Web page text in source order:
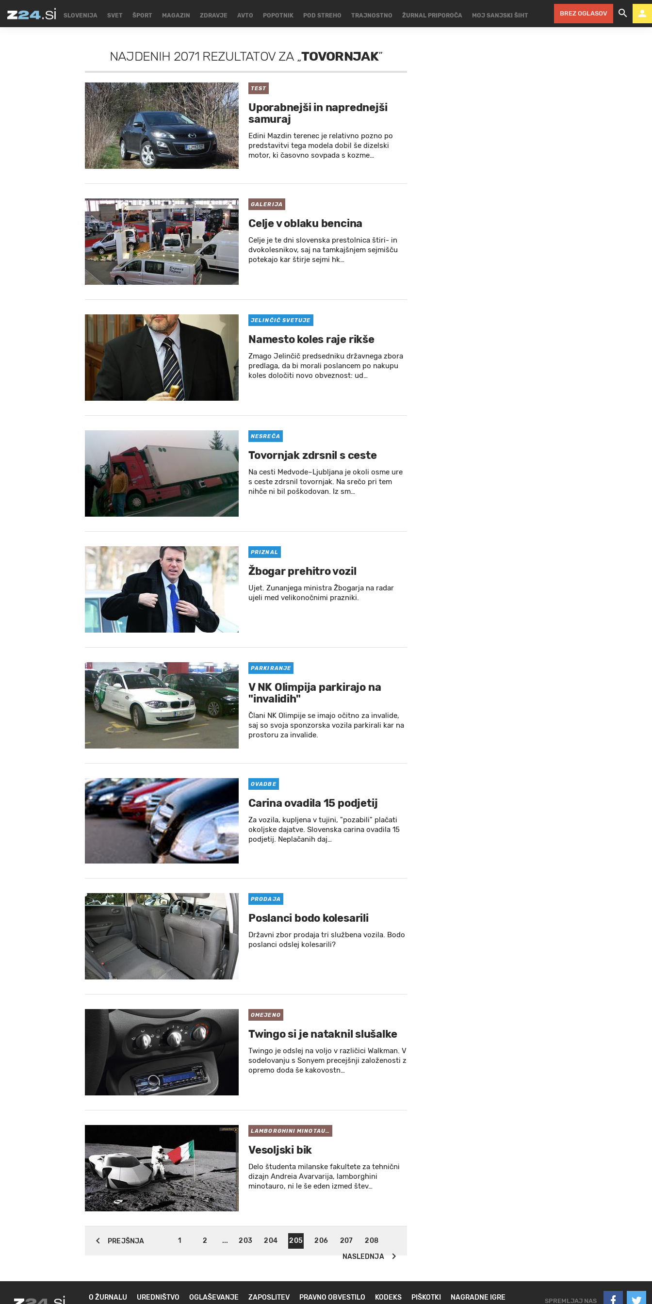
SLOVENIJA SVET ŠPORT MAGAZIN ZDRAVJE AVTO POPOTNIK POD STREHO TRAJNOSTNO ŽURNAL PRIPOROČA MOJ SANJSKI ŠIHT BREZ OGLASOV
NAJDENIH 2071 REZULTATOVZA„TOVORNJAK”
TEST
Uporabnejši in naprednejši
samuraj
Edini Mazdin terenec je relativno pozno po
predstavitvi tega modela dobil še dizelski
motor, ki časovno sovpada s kozme…
GALERIJA
Celje v oblaku bencina
Celje je te dni slovenska prestolnica štiri- in
dvokolesnikov, saj na tamkajšnjem sejmišču
potekajo kar štirje sejmi hk…
JELINČIČ SVETUJE
Namesto koles raje rikše
Zmago Jelinčič predsedniku državnega zbora
predlaga, da bi morali poslancem po nakupu
koles določiti novo obveznost: ud…
NESREČA
Tovornjak zdrsnil s ceste
Na cesti Medvode–Ljubljana je okoli osme ure
s ceste zdrsnil tovornjak. Na srečo pri tem
nihče ni bil poškodovan. Iz sm…
PRIZNAL
Žbogar prehitro vozil
Ujet. Zunanjega ministra Žbogarja na radar
ujeli med velikonočnimi prazniki.
PARKIRANJE
V NK Olimpija parkirajo na
"invalidih"
Člani NK Olimpije se imajo očitno za invalide,
saj so svoja sponzorska vozila parkirali kar na
prostoru za invalide.
OVADBE
Carina ovadila 15 podjetij
Za vozila, kupljena v tujini, "pozabili" plačati
okoljske dajatve. Slovenska carina ovadila 15
podjetij. Neplačanih daj…
PRODAJA
Poslanci bodo kolesarili
Državni zbor prodaja tri službena vozila. Bodo
poslanci odslej kolesarili?
OMEJENO
Twingo si je nataknil slušalke
Twingo je odslej na voljo v različici Walkman. V
sodelovanju s Sonyem precejšnji založenosti z
opremo doda še kakovostn…
LAMBORGHINI MINOTAU…
Vesoljski bik
Delo študenta milanske fakultete za tehnični
dizajn Andreia Avarvarija, lamborghini
minotauro, ni le še eden izmed štev…
PREJŠNJA 1 2 ... 203 204 205 206 207
208
NASLEDNJA
O ŽURNALU UREDNIŠTVO OGLAŠEVANJE ZAPOSLITEV PRAVNO OBVESTILO KODEKS PIŠKOTKI NAGRADNE IGRE SPREMLJAJ NAS